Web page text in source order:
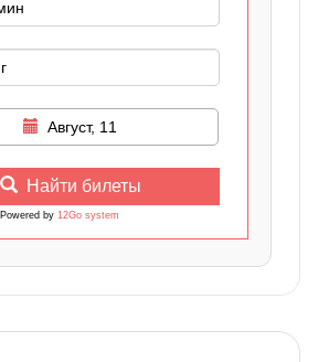
Август, 11
Найти билеты
Powered by 12Go system